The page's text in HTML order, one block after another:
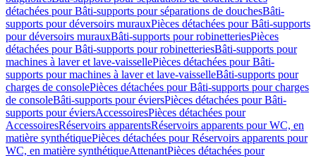
détachées pour Bâti-supports pour séparations de douchesBâti-
supports pour déversoirs murauxPièces détachées pour Bâti-supports
pour déversoirs murauxBâti-supports pour robinetteriesPièces
détachées pour Bâti-supports pour robinetteriesBâti-supports pour
machines à laver et lave-vaissellePièces détachées pour Bâti-
supports pour machines à laver et lave-vaisselleBâti-supports pour
charges de consolePièces détachées pour Bâti-supports pour charges
de consoleBâti-supports pour éviersPièces détachées pour Bâti-
supports pour éviersAccessoiresPièces détachées pour
AccessoiresRéservoirs apparentsRéservoirs apparents pour WC, en
matière synthétiquePièces détachées pour Réservoirs apparents pour
WC, en matière synthétiqueAttenantPièces détachées pour